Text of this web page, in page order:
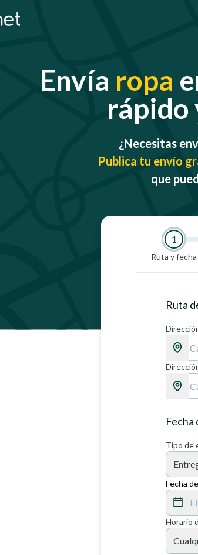
Envía ropa
rápido
¿Necesitas
Publica tu envío
que
1
Ruta y fecha
Ruta
Tipo de
Fecha
Horario